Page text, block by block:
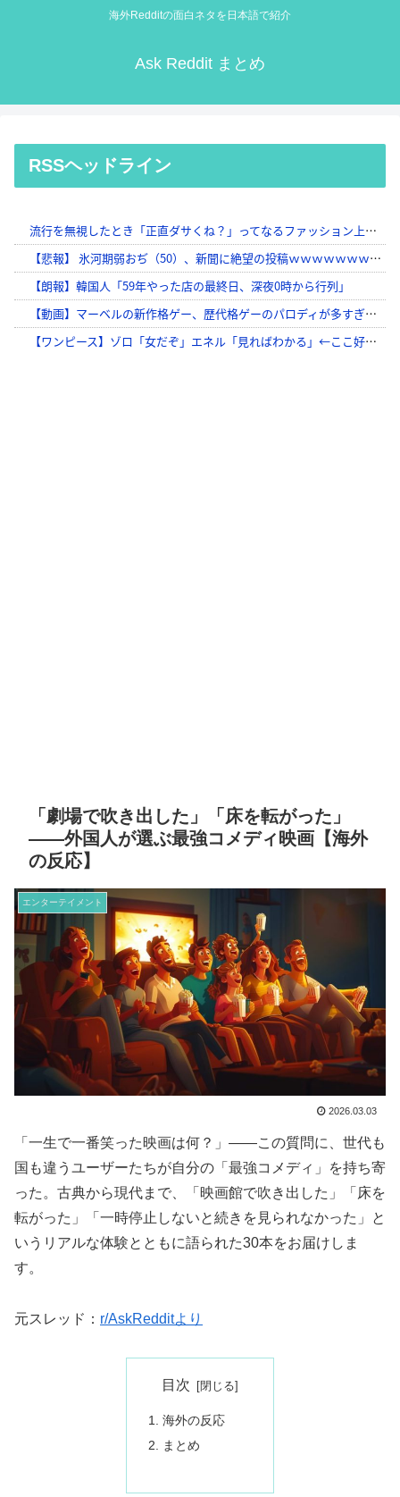
海外Redditの面白ネタを日本語で紹介
Ask Reddit まとめ
RSSヘッドライン
「劇場で吹き出した」「床を転がった」
——外国人が選ぶ最強コメディ映画【海外
の反応】
エンターテイメント
2026.03.03
「一生で一番笑った映画は何？」——この質問に、世代も
国も違うユーザーたちが自分の「最強コメディ」を持ち寄
った。古典から現代まで、「映画館で吹き出した」「床を
転がった」「一時停止しないと続きを見られなかった」と
いうリアルな体験とともに語られた30本をお届けしま
す。
元スレッド： r/AskRedditより
目次
海外の反応
まとめ